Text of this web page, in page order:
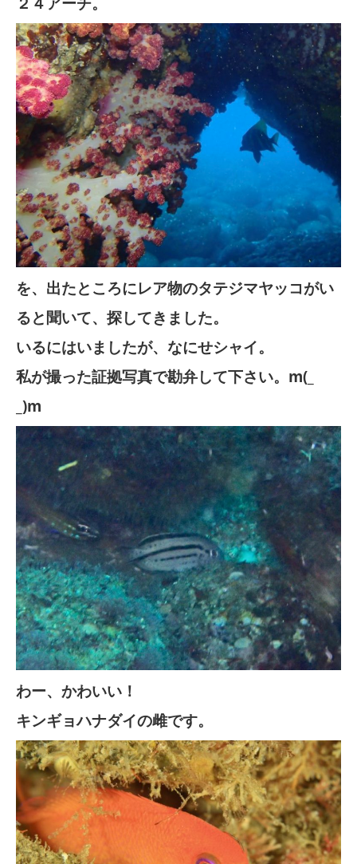
を、出たところにレア物のタテジマヤッコがい
ると聞いて、探してきました。
いるにはいましたが、なにせシャイ。
私が撮った証拠写真で勘弁して下さい。m(_
_)m
わー、かわいい！
キンギョハナダイの雌です。